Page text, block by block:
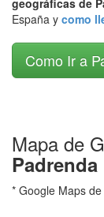
geográficas de
España y como
Como Ir a
Mapa de
Padrenda
* Google Maps de